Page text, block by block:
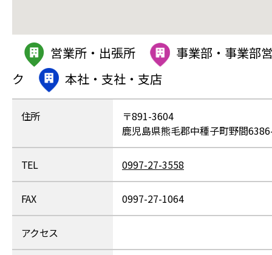
営業所・出張所
事業部・事業部
ク
本社・支社・支店
住所
〒891-3604
鹿児島県熊毛郡中種子町野間
TEL 0997-27-3558
FAX 0997-27-1064
アクセス